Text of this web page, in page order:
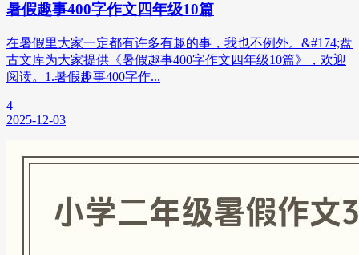
暑假趣事400字作文四年级10篇
在暑假里大家一定都有许多有趣的事，我也不例外。&#174;盘
古文库为大家提供《暑假趣事400字作文四年级10篇》，欢迎
阅读。1.暑假趣事400字作...
4
2025-12-03